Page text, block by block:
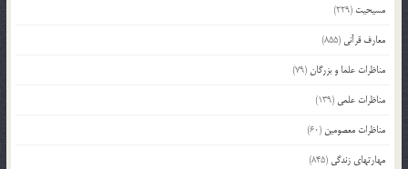
مسیحیت (229)
معارف قرآنی (855)
مناظرات علما و بزرگان(79)
مناظرات علمی (139)
مناظرات معصومین (60)
مهارتهای زندگی (845)